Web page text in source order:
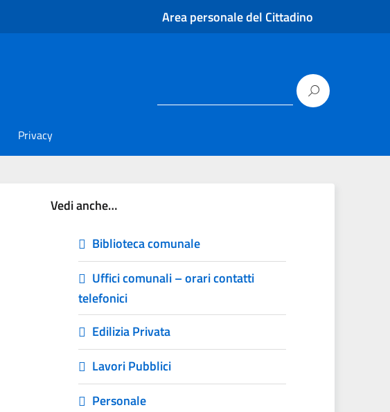
Area personale del Cittadino
Privacy
Vedi anche…
Biblioteca comunale
Uffici comunali – orari contatti
telefonici
Edilizia Privata
Lavori Pubblici
Personale